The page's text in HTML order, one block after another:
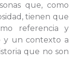
que, como
tienen que
referencia y
y un contexto a
que no son